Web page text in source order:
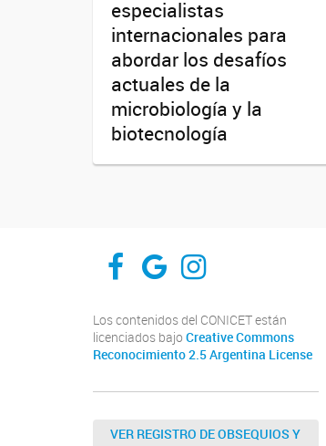
especialistas
internacionales para
abordar los desafíos
actuales de la
microbiología y la
biotecnología
PROIMI-FACEBOOK
PROIMI-PROIMI-INSTAGRAM
Los contenidos del CONICET están
licenciados bajo Creative Commons
Reconocimiento 2.5 Argentina License
VER REGISTRO DE OBSEQUIOS Y